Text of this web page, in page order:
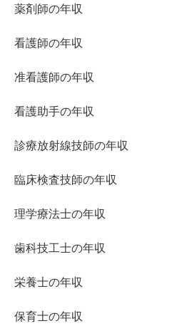
薬剤師の年収
看護師の年収
准看護師の年収
看護助手の年収
診療放射線技師の年収
臨床検査技師の年収
理学療法士の年収
歯科技工士の年収
栄養士の年収
保育士の年収